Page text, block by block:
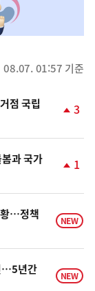
08.07. 01:57 기준
점 국립
상
3
과 국가
상
승
1
황…정책
NEW
…5년간
NEW